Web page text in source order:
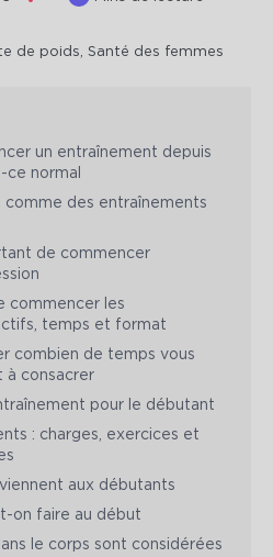
de poids Santé des femmes
un entraînement depuis
normal
comme des entraînements
de commencer
commencer les
temps et format
combien de temps vous
à consacrer
pour le débutant
: charges, exercices et
aux débutants
on faire au début
le corps sont considérées